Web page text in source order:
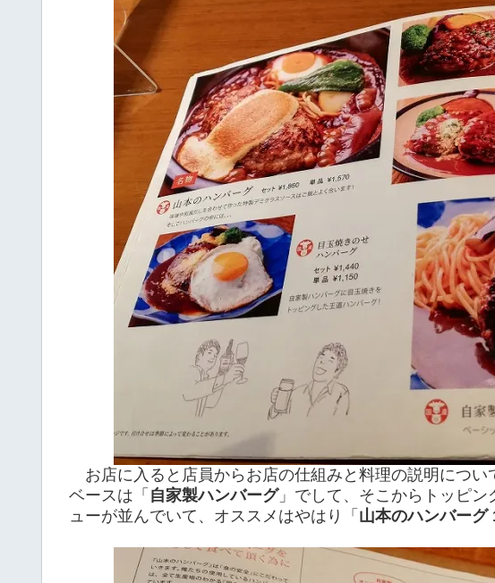
お店に入ると店員からお店の仕組みと料理の説明につ
ベースは「 自家製ハンバーグ」でして、そこからトッピン
ューが並んでいて、オススメはやはり「 山本のハンバーグ